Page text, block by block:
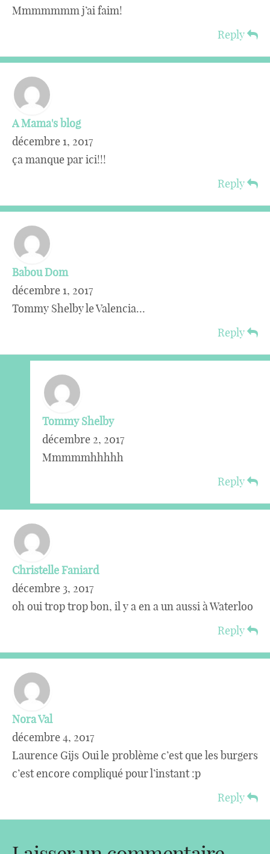
Mmmmmmm j’ai faim!
Reply
A Mama's blog
décembre 1, 2017
ça manque par ici!!!
Reply
Babou Dom
décembre 1, 2017
Tommy Shelby le Valencia…
Reply
Tommy Shelby
décembre 2, 2017
Mmmmmhhhhh
Reply
Christelle Faniard
décembre 3, 2017
oh oui trop trop bon, il y a en a un aussi à Waterloo
Reply
Nora Val
décembre 4, 2017
Laurence Gijs Oui le problème c’est que les burgers
c’est encore compliqué pour l’instant :p
Reply